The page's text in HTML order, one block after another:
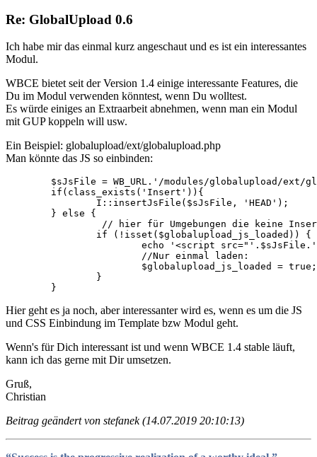
Re: GlobalUpload 0.6
Ich habe mir das einmal kurz angeschaut und es ist ein interessantes
Modul.
WBCE bietet seit der Version 1.4 einige interessante Features, die
Du im Modul verwenden könntest, wenn Du wolltest.
Es würde einiges an Extraarbeit abnehmen, wenn man ein Modul
mit GUP koppeln will usw.
Ein Beispiel: globalupload/ext/globalupload.php
Man könnte das JS so einbinden:
// hier für Umgebungen die keine
Hier geht es ja noch, aber interessanter wird es, wenn es um die JS
und CSS Einbindung im Template bzw Modul geht.
Wenn's für Dich interessant ist und wenn WBCE 1.4 stable läuft,
kann ich das gerne mit Dir umsetzen.
Gruß,
Christian
Beitrag geändert von stefanek (14.07.2019 20:10:13)